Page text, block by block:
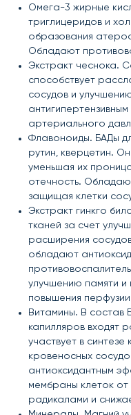
Омега-3 жирные
триглицеридов и
образования
Обладают
Экстракт чеснока.
способствует
сосудов и
артериального
Флавоноиды. БАДы
рутин, кверцетин.
уменьшая их
отечность.
защищая клетки
Экстракт гинкго
тканей за счет
расширения
обладают
улучшению памяти и
повышения
Витамины. В состав
капилляров входят
участвует в синтезе
кровеносных
антиоксидантным
мембраны клеток
радикалами и